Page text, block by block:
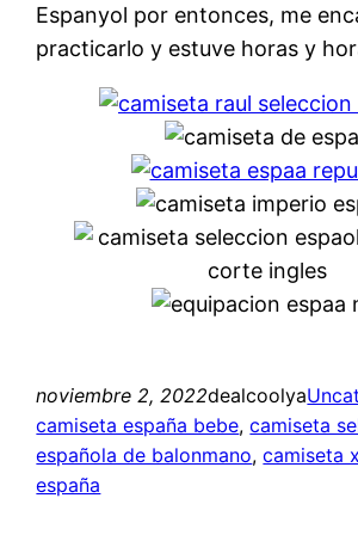
Espanyol por entonces, me
practicarlo y estuve horas y
noviembre 2, 2022dealcoolya
camiseta españa bebe, camiseta
española de balonmano, camiseta
españa